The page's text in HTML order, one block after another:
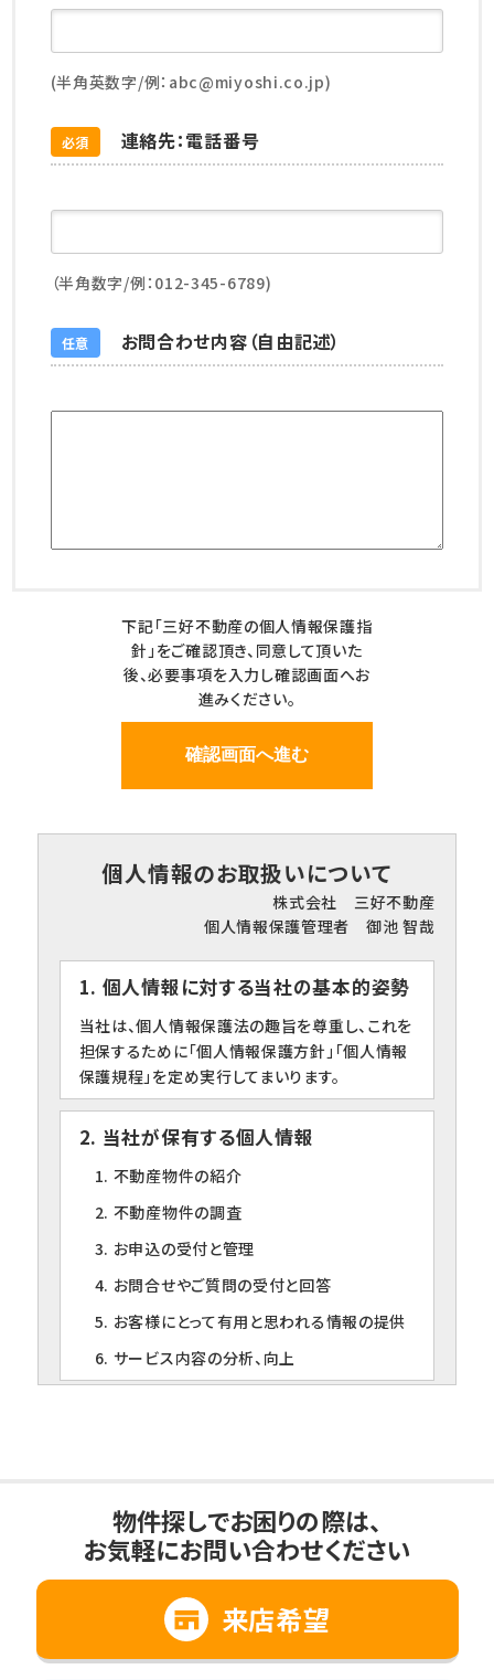
(半角英数字/例：abc@miyoshi.co.jp)
連絡先：電話番号
必須
（半角数字/例：012-345-6789)
お問合わせ内容（自由記述）
任意
下記「三好不動産の個人情報保護指
針」をご確認頂き、同意して頂いた
後、必要事項を入力し確認画面へお
進みください。
個人情報のお取扱いについて
株式会社 三好不動産
個人情報保護管理者 御池 智哉
1. 個人情報に対する当社の基本的姿勢
当社は、個人情報保護法の趣旨を尊重し、これを
担保するために「個人情報保護方針」「個人情報
保護規程」を定め実行してまいります。
2. 当社が保有する個人情報
1. 不動産物件の紹介
2. 不動産物件の調査
3. お申込の受付と管理
4. お問合せやご質問の受付と回答
5. お客様にとって有用と思われる情報の提供
6. サービス内容の分析、向上
1. ご本人の同意がある場合
2. 法令に基づく場合
3. 利用目的の範囲内で個人情報の取扱いの
全部又は一部を委託する場合
4. 人の生命、身体又は財産の保護のために必
要で、ご本人の同意を得ることが難しいとき
物件探しでお困りの際は、
お気軽にお問い合わせください
来店希望